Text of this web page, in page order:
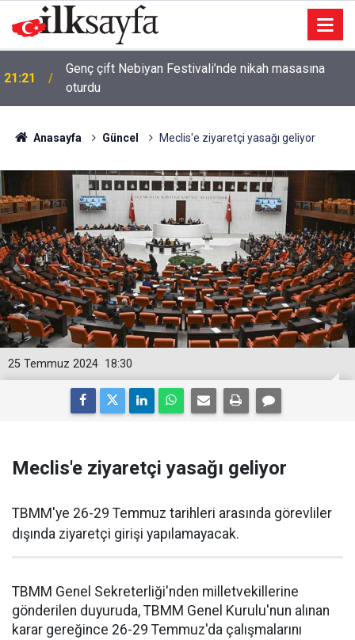
21:21
Genç çift Nebiyan Festivali’nde nikah masasına
oturdu
Anasayfa Güncel Meclis'e ziyaretçi yasağı geliyor
18:30
25 Temmuz 2024
Meclis'e ziyaretçi yasağı geliyor
TBMM'ye 26-29 Temmuz tarihleri arasında görevliler
dışında ziyaretçi girişi yapılamayacak.
TBMM Genel Sekreterliği'nden milletvekillerine
gönderilen duyuruda, TBMM Genel Kurulu'nun alınan
karar gereğince 26-29 Temmuz'da çalışmalarını